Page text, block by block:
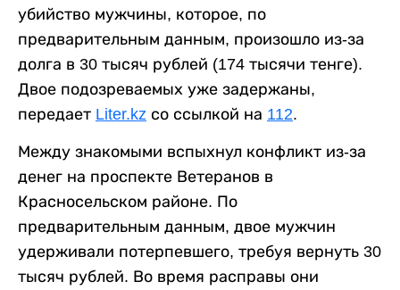
убийство мужчины, которое, по
предварительным данным, произошло из-за
долга в 30 тысяч рублей (174 тысячи тенге).
Двое подозреваемых уже задержаны,
передает Liter.kz со ссылкой на 112.
Между знакомыми вспыхнул конфликт из-за
денег на проспекте Ветеранов в
Красносельском районе. По
предварительным данным, двое мужчин
удерживали потерпевшего, требуя вернуть 30
тысяч рублей. Во время расправы они